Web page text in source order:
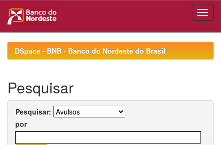
navigationDSpace - BNB - Banco do Nordeste do Brasil
Pesquisar
Pesquisar:
por